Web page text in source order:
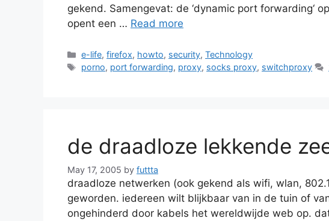
gekend. Samengevat: de ‘dynamic port forwarding‘
opent een … Read more
Categories
e-life,firefox, howto, security,Technology
Tags
porno, port forwarding, proxy, socks proxy, switchproxy
de draadloze lekkende
May 17, 2005 by futtta
draadloze netwerken (ook gekend als wifi, wlan,
geworden. iedereen wilt blijkbaar van in de tuin of
ongehinderd door kabels het wereldwijde web op.